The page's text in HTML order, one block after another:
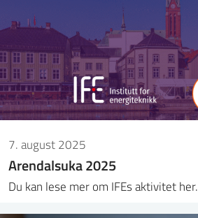
7. august 2025
Arendalsuka 2025
Du kan lese mer om IFEs aktivitet her.